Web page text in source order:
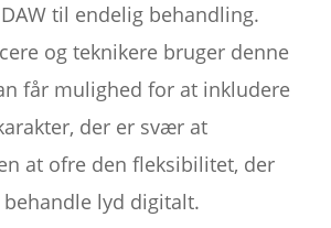
til endelig behandling.
og teknikere bruger denne
får mulighed for at inkludere
der er svær at
at ofre den fleksibilitet, der
lyd digitalt.